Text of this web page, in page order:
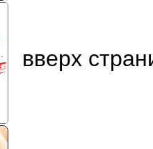
вверх